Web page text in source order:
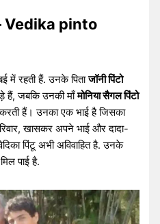
– Vedika pinto
में रहती हैं. उनके पिताजॉनी पिंटो
हैं, जबकि उनकी माँमोनिया सैगल पिंटो
हैं। उनका एक भाई है जिसका
खासकर अपने भाई और दादा-
पिंटू अभी अविवाहित है. उनके
पाई है.